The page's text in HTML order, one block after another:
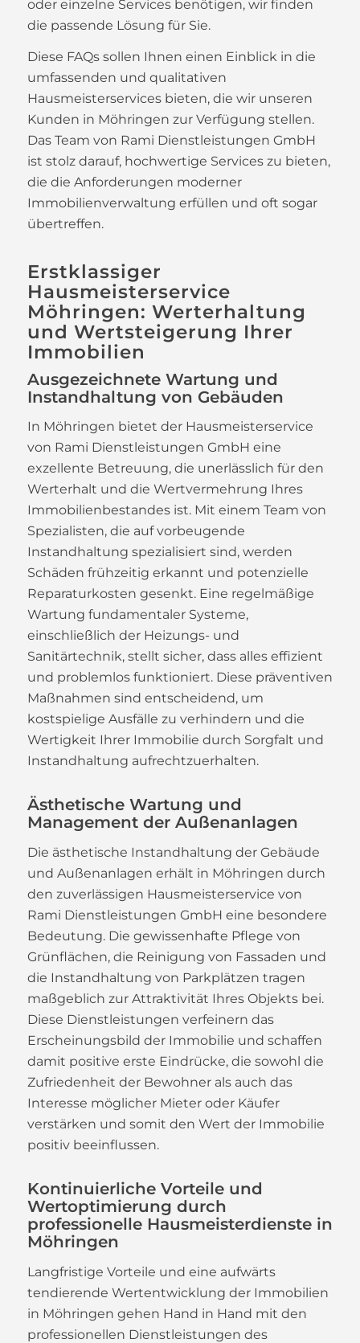
oder einzelne Services benötigen, wir finden
die passende Lösung für Sie.
Diese FAQs sollen Ihnen einen Einblick in die
umfassenden und qualitativen
Hausmeisterservices bieten, die wir unseren
Kunden in Möhringen zur Verfügung stellen.
Das Team von Rami Dienstleistungen GmbH
ist stolz darauf, hochwertige Services zu bieten,
die die Anforderungen moderner
Immobilienverwaltung erfüllen und oft sogar
übertreffen.
Erstklassiger
Hausmeisterservice
Möhringen: Werterhaltung
und Wertsteigerung Ihrer
Immobilien
Ausgezeichnete Wartung und
Instandhaltung von Gebäuden
In Möhringen bietet der Hausmeisterservice
von Rami Dienstleistungen GmbH eine
exzellente Betreuung, die unerlässlich für den
Werterhalt und die Wertvermehrung Ihres
Immobilienbestandes ist. Mit einem Team von
Spezialisten, die auf vorbeugende
Instandhaltung spezialisiert sind, werden
Schäden frühzeitig erkannt und potenzielle
Reparaturkosten gesenkt. Eine regelmäßige
Wartung fundamentaler Systeme,
einschließlich der Heizungs- und
Sanitärtechnik, stellt sicher, dass alles effizient
und problemlos funktioniert. Diese präventiven
Maßnahmen sind entscheidend, um
kostspielige Ausfälle zu verhindern und die
Wertigkeit Ihrer Immobilie durch Sorgfalt und
Instandhaltung aufrechtzuerhalten.
Ästhetische Wartung und
Management der Außenanlagen
Die ästhetische Instandhaltung der Gebäude
und Außenanlagen erhält in Möhringen durch
den zuverlässigen Hausmeisterservice von
Rami Dienstleistungen GmbH eine besondere
Bedeutung. Die gewissenhafte Pflege von
Grünflächen, die Reinigung von Fassaden und
die Instandhaltung von Parkplätzen tragen
maßgeblich zur Attraktivität Ihres Objekts bei.
Diese Dienstleistungen verfeinern das
Erscheinungsbild der Immobilie und schaffen
damit positive erste Eindrücke, die sowohl die
Zufriedenheit der Bewohner als auch das
Interesse möglicher Mieter oder Käufer
verstärken und somit den Wert der Immobilie
positiv beeinflussen.
Kontinuierliche Vorteile und
Wertoptimierung durch
professionelle Hausmeisterdienste in
Möhringen
Langfristige Vorteile und eine aufwärts
tendierende Wertentwicklung der Immobilien
in Möhringen gehen Hand in Hand mit den
professionellen Dienstleistungen des